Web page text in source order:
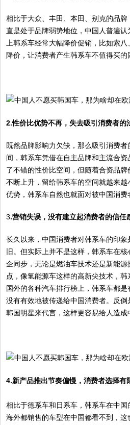
相比于大众、丰田、本田、别克的品
直是处于品牌弱势地位，中国人普遍
上韩系车经常大幅降价促销，比如索
降价，让消费者产生韩系车不值得买的
2.性价比优势不再，失去吸引消费者的
既然品牌影响力欠缺，那么吸引消费
间，韩系车凭借在自主品牌和主流合
了不错的性价比空间，但随着合资品
不断上升，留给韩系车的空间就越来
优势，韩系车自然也就面对被中国消
3.营销失误，没有建立起消费者的信任
长久以来，中国消费者对韩系车的印
旧。但实际上并不是这样，韩系车在
企同步，无论是燃油车技术还是新能
点，像氢能源车这样的高新尖技术，
国外的各种汽车排行榜上，韩系车都
没有有效地被传递给中国消费者。反
韩国明星来代言，这样更容易给人造成
4.新产品推出节奏偏慢，消费者选择有
相比于德系车和日系车，韩系车在中
海外都销售的车型在中国都看不到，